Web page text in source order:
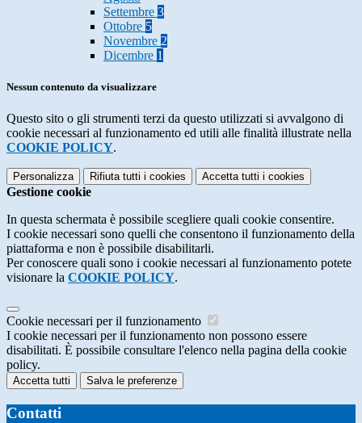
Settembre 3
Ottobre 5
Novembre 2
Dicembre 1
Nessun contenuto da visualizzare
Questo sito o gli strumenti terzi da questo utilizzati si avvalgono di
cookie necessari al funzionamento ed utili alle finalità illustrate nella
COOKIE POLICY.
Personalizza Rifiuta tutti i cookies Accetta tutti i cookies
Gestione cookie
In questa schermata è possibile scegliere quali cookie consentire.
I cookie necessari sono quelli che consentono il funzionamento della
piattaforma e non è possibile disabilitarli.
Per conoscere quali sono i cookie necessari al funzionamento potete
visionare la COOKIE POLICY.
Cookie necessari per il funzionamento
I cookie necessari per il funzionamento non possono essere
disabilitati. È possibile consultare l'elenco nella pagina della cookie
policy.
Accetta tutti Salva le preferenze
Contatti